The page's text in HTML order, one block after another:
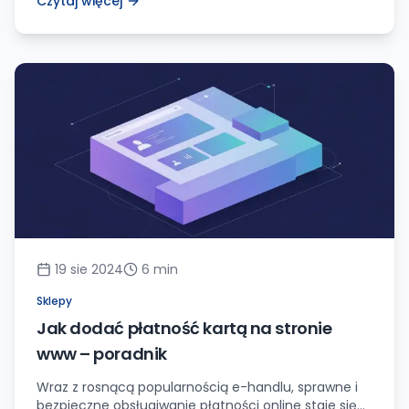
krok po kroku, jak to zrobić. Przede wszystkim, warto
witryną WordPress niesie […]
19 sie 2024 6 min
Sklepy
Jak dodać płatność kartą na stronie
www – poradnik
Wraz z rosnącą popularnością e-handlu, sprawne i
bezpieczne obsługiwanie płatności online staje się